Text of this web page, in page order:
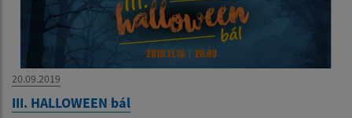
20.09.2019
III. HALLOWEEN bál